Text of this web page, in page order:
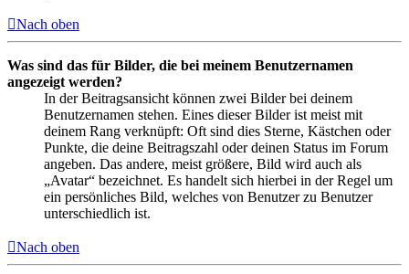
Nach oben
Was sind das für Bilder, die bei meinem Benutzernamen
angezeigt werden?
In der Beitragsansicht können zwei Bilder bei deinem
Benutzernamen stehen. Eines dieser Bilder ist meist mit
deinem Rang verknüpft: Oft sind dies Sterne, Kästchen oder
Punkte, die deine Beitragszahl oder deinen Status im Forum
angeben. Das andere, meist größere, Bild wird auch als
„Avatar“ bezeichnet. Es handelt sich hierbei in der Regel um
ein persönliches Bild, welches von Benutzer zu Benutzer
unterschiedlich ist.
Nach oben